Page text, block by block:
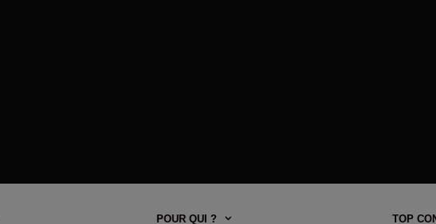
POUR QUI ? TOP